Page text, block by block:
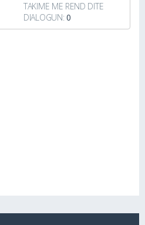
TAKIME ME REND DITE
DIALOGUN: 0